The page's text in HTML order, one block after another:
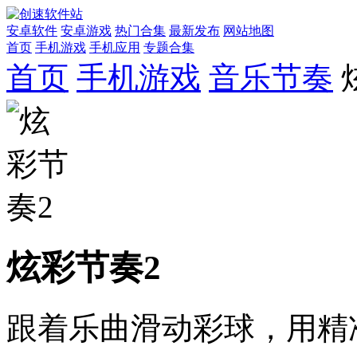
安卓软件 安卓游戏 热门合集 最新发布 网站地图
首页 手机游戏 手机应用 专题合集
首页 手机游戏 音乐节奏
炫彩节奏2
跟着乐曲滑动彩球，用